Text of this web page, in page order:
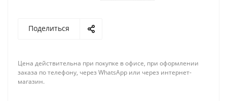
Поделиться
Цена действительна при покупке в офисе, при оформлении
заказа по телефону, через WhatsApp или через интернет-
магазин.